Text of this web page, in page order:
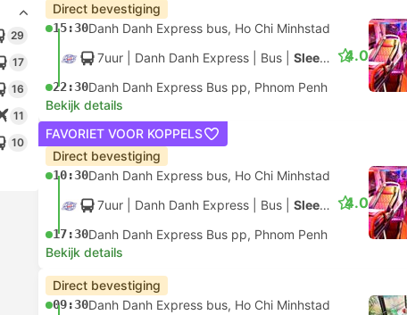
29
17
16
11
10
Direct bevestiging
15:30Danh Danh Express bus, Ho Chi Minhstad
7uur | Danh Danh Express Bus Sleeper Bus
22:30Danh Danh Express Bus pp, Phnom Penh
4.0
Bekijk details
FAVORIET VOOR KOPPELS
Direct bevestiging
10:30Danh Danh Express bus, Ho Chi Minhstad
7uur | Danh Danh Express Bus Sleeper Bus
17:30Danh Danh Express Bus pp, Phnom Penh
4.0
Bekijk details
Direct bevestiging
09:30Danh Danh Express bus, Ho Chi Minhstad